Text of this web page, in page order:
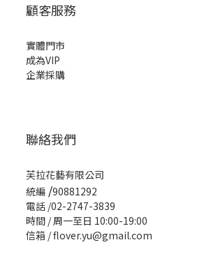
顧客服務
實體門市
成為VIP
企業採購
聯絡我們
芙拉花藝有限公司
統編 /90881292
電話 /02-2747-3839
時間 / 周一至日 10:00-19:00
信箱 / flover.yu@gmail.com